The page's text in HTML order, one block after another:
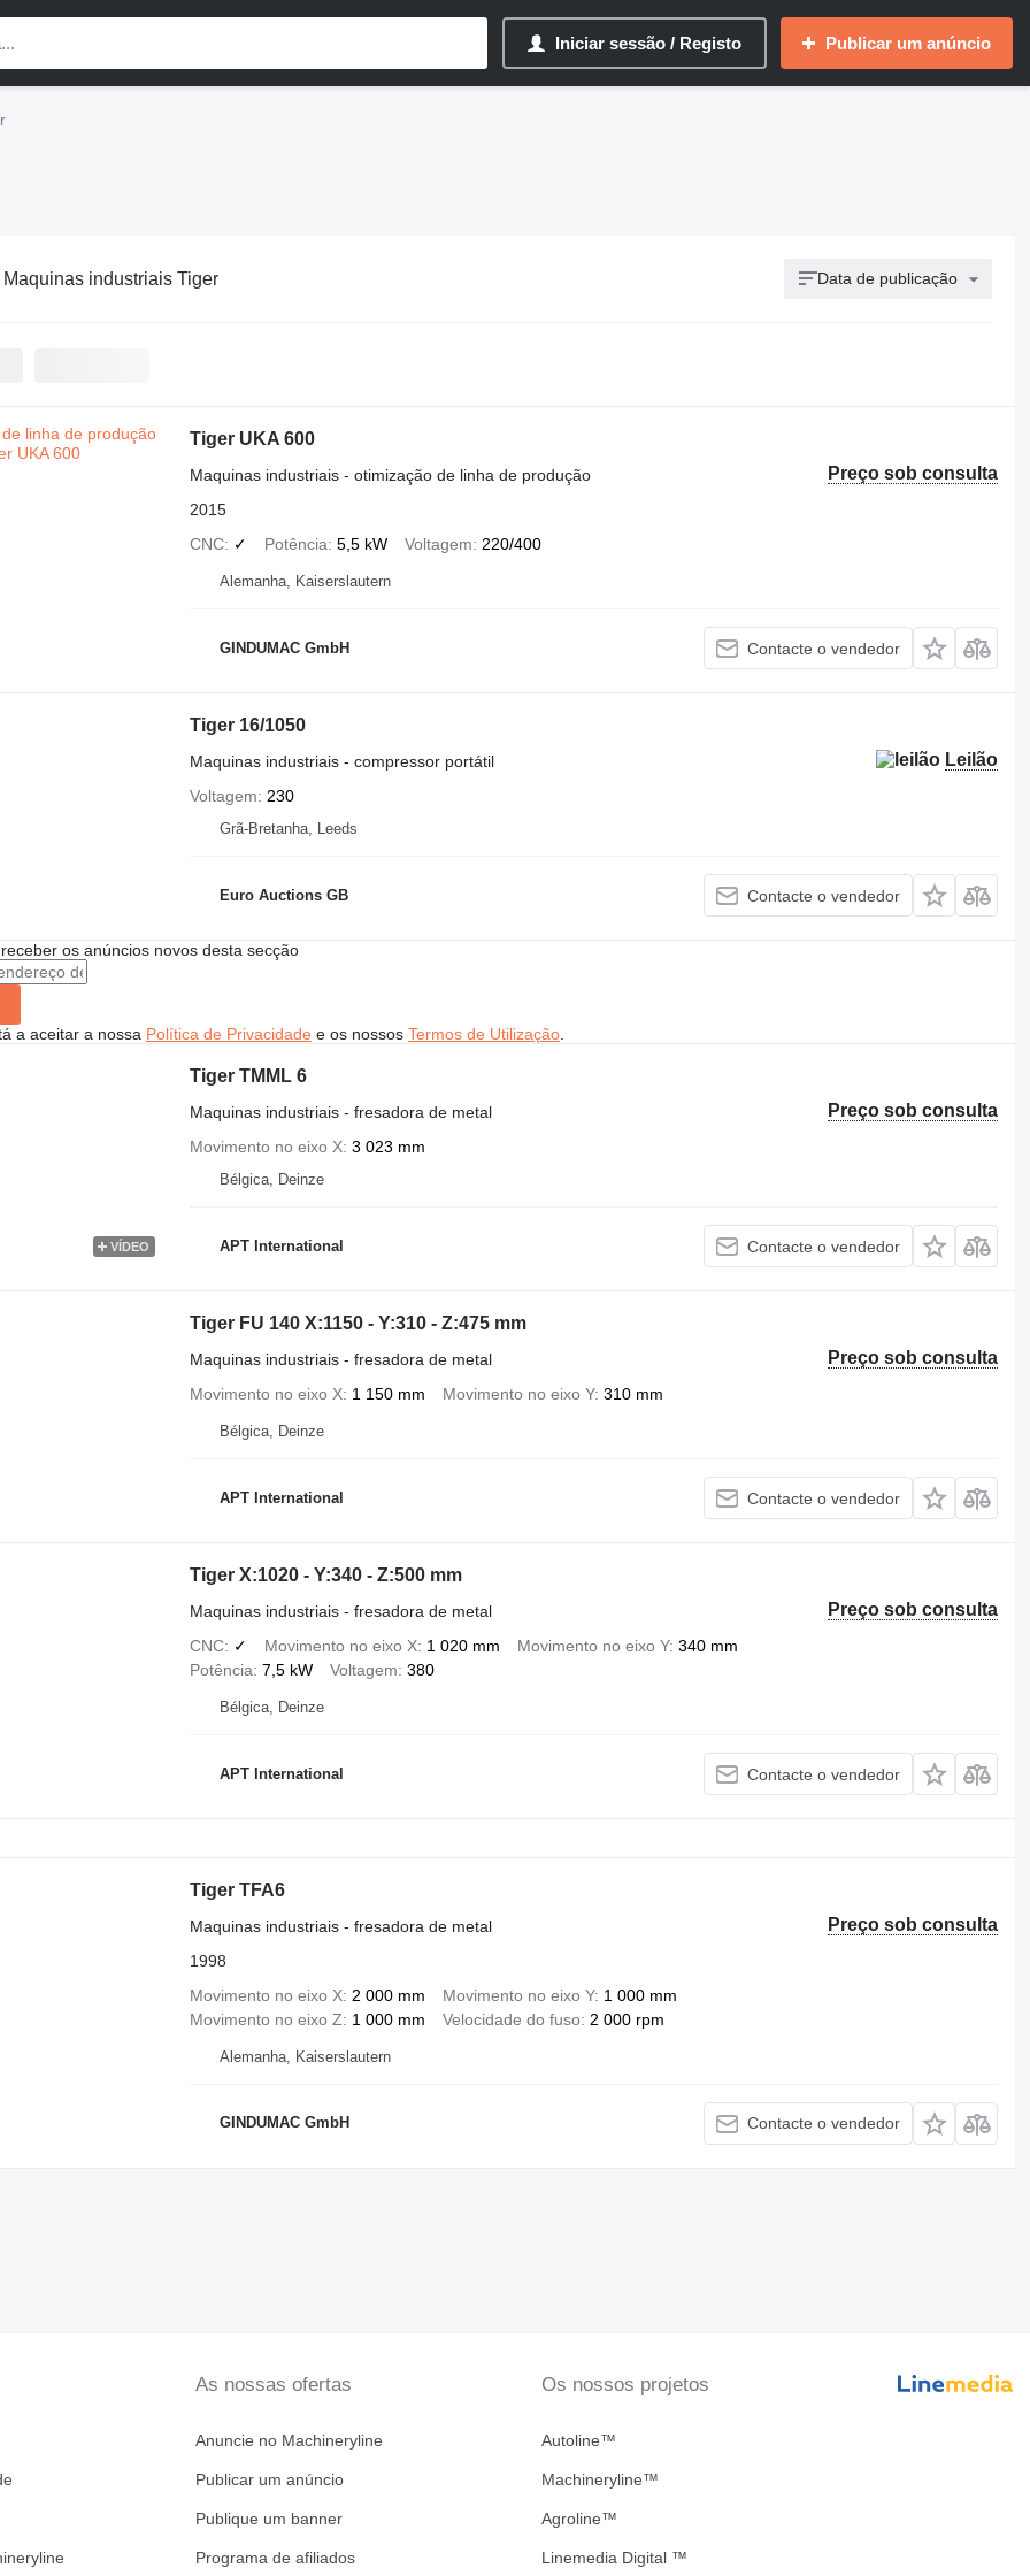
Iniciar sessão / Registo Publicar um anúncio
Maquinas industriais Tiger Data de publicação
Tiger UKA 600
Preço sob consulta
Maquinas industriais - otimização de linha de produção
2015
CNC
✓ Potência 5,5 kW Voltagem 220/400
Alemanha, Kaiserslautern
GINDUMAC GmbH Contacte o vendedor
Tiger 16/1050
Leilão
Maquinas industriais - compressor portátil
Voltagem
230
Grã-Bretanha, Leeds
Euro Auctions GB Contacte o vendedor
os anúncios novos desta secção
a aceitar a nossa Política de Privacidade e os nossos Termos de Utilização.
VÍDEO
Tiger TMML 6
Preço sob consulta
Maquinas industriais - fresadora de metal
Movimento no eixo X 3 023 mm
Bélgica, Deinze
APT International Contacte o vendedor
Tiger FU 140 X:1150 - Y:310 - Z:475 mm
Preço sob consulta
Maquinas industriais - fresadora de metal
Movimento no eixo X 1 150 mm Movimento no eixo Y 310 mm
Bélgica, Deinze
APT International Contacte o vendedor
Tiger X:1020 - Y:340 - Z:500 mm
Preço sob consulta
Maquinas industriais - fresadora de metal
CNC
✓ Movimento no eixo X 1 020 mm Movimento no eixo Y 340 mm
Potência 7,5 kW Voltagem 380
Bélgica, Deinze
APT International Contacte o vendedor
Tiger TFA6
Preço sob consulta
Maquinas industriais - fresadora de metal
1998
Movimento no eixo X 2 000 mm Movimento no eixo Y 1 000 mm
Movimento no eixo Z
1 000 mm Velocidade do fuso 2 000 rpm
Alemanha, Kaiserslautern
GINDUMAC GmbH Contacte o vendedor
As nossas ofertas
Anuncie no Machineryline
Publicar um anúncio
Publique um banner
Programa de afiliados
Os nossos projetos
Autoline™
Machineryline™
Agroline™
Linemedia Digital ™